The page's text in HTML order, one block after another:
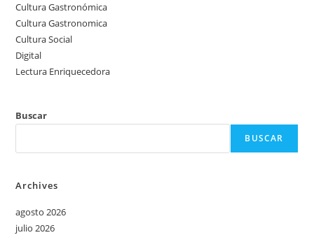
Cultura Gastronómica
Cultura Gastronomica
Cultura Social
Digital
Lectura Enriquecedora
Buscar
BUSCAR
Archives
agosto 2026
julio 2026